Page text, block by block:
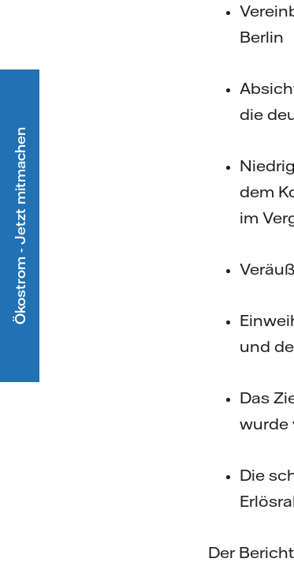
Berlin
die
dem
im
und
Das
wurde
Die
Der
Ökostrom - Jetzt mitmachen